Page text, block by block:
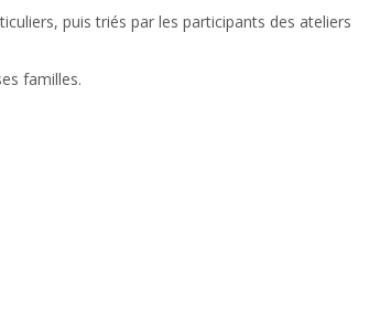
puis triés par les participants des ateliers
familles.